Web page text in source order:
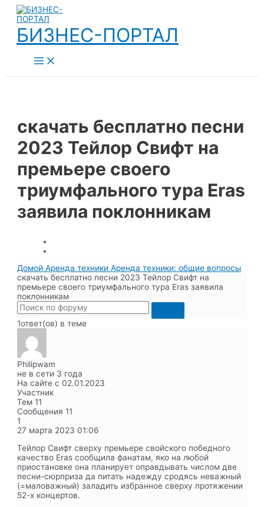
Перейти
содержимому
БИЗНЕС-ПОРТАЛ
Main
Menu
скачать бесплатно песни
2023 Тейлор Свифт на
премьере своего
триумфального тура Eras
заявила поклонникам
Домой Аренда техники Аренда техники: общие вопросы
скачать бесплатно песни 2023 Тейлор Свифт на
премьере своего триумфального тура Eras заявила
поклонникам
1ответ(ов) в теме
Philipwam
не в сети 3 года
На сайте с 02.01.2023
Участник
Тем 11
Сообщения 11
1
27 марта 2023 01:06
Тейлор Свифт сверху премьере свойского победного
качество Eras сообщила фанатам, яко на любой
приостановке она планирует оправдывать числом две
песни-сюрприза да питать надежду сродясь неважный
(=маловажный) заладить избранное сверху протяжении
52-х концертов.